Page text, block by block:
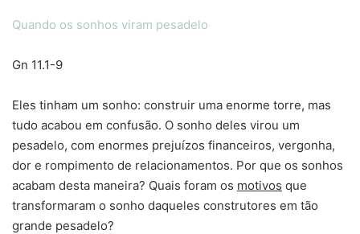
Quando os sonhos viram pesadelo
Gn 11.1-9
Eles tinham um sonho: construir uma enorme torre, mas
tudo acabou em confusão. O sonho deles virou um
pesadelo, com enormes prejuízos financeiros, vergonha,
dor e rompimento de relacionamentos. Por que os sonhos
acabam desta maneira? Quais foram os motivos que
transformaram o sonho daqueles construtores em tão
grande pesadelo?